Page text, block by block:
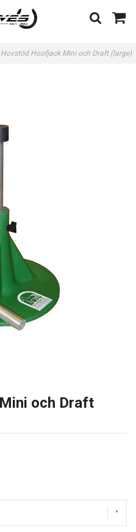
Hovstöd Hoofjack Mini och Draft (large)
och Draft